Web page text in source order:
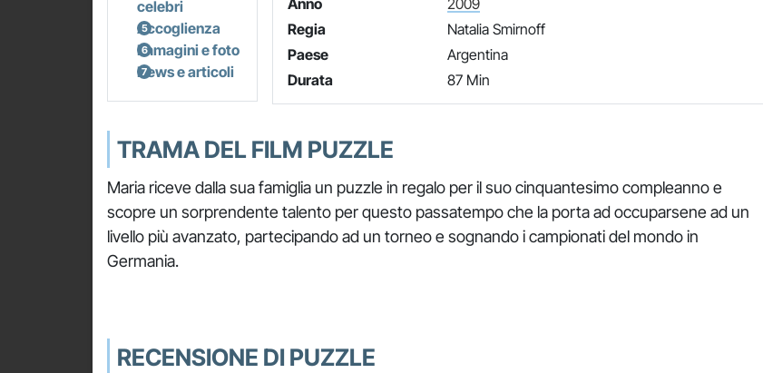
celebri
Accoglienza
Immagini e foto
News e articoli
Anno
2009
Regia
Natalia Smirnoff
Paese
Argentina
Durata
87 Min
TRAMA DEL FILM PUZZLE
Maria riceve dalla sua famiglia un puzzle in regalo per il suo cinquantesimo compleanno e
scopre un sorprendente talento per questo passatempo che la porta ad occuparsene ad un
livello più avanzato, partecipando ad un torneo e sognando i campionati del mondo in
Germania.
RECENSIONE DI PUZZLE